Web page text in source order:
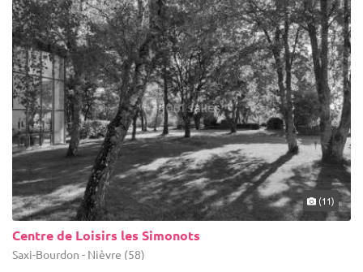
(11)
Centre de Loisirs les Simonots
Saxi-Bourdon - Nièvre (58)